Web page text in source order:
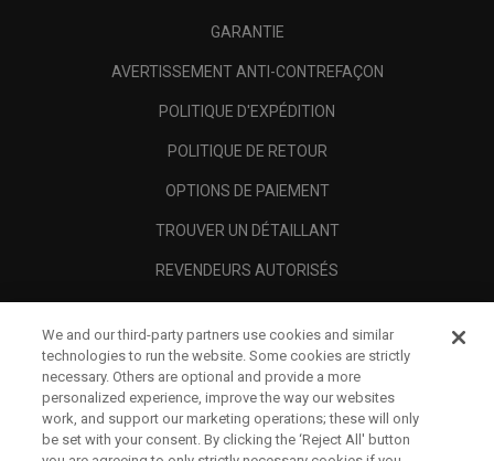
GARANTIE
AVERTISSEMENT ANTI-CONTREFAÇON
POLITIQUE D'EXPÉDITION
POLITIQUE DE RETOUR
OPTIONS DE PAIEMENT
TROUVER UN DÉTAILLANT
REVENDEURS AUTORISÉS
A PROPOS
MENTIONS LÉGALES
We and our third-party partners use cookies and similar
technologies to run the website. Some cookies are strictly
necessary. Others are optional and provide a more
personalized experience, improve the way our websites
work, and support our marketing operations; these will only
be set with your consent. By clicking the ‘Reject All' button